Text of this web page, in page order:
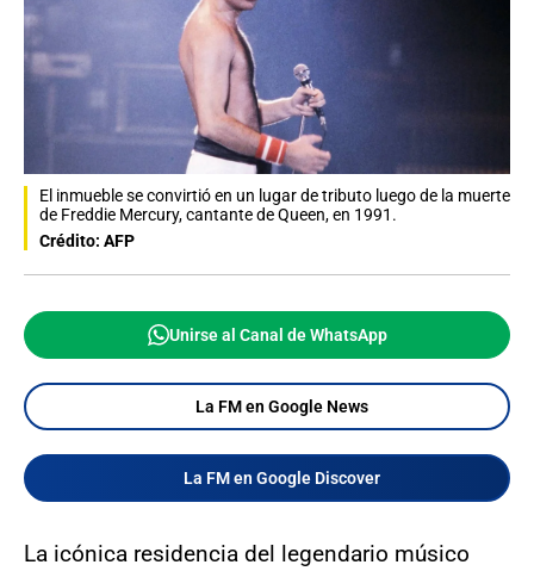
El inmueble se convirtió en un lugar de tributo luego de la muerte
de Freddie Mercury, cantante de Queen, en 1991.
Crédito: AFP
Unirse al Canal de WhatsApp
La FM en Google News
La FM en Google Discover
La icónica residencia del legendario músico